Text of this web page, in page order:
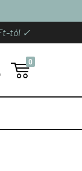
tól ✓

0